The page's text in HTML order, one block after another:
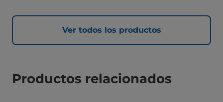
Ver todos los productos
Productos relacionados